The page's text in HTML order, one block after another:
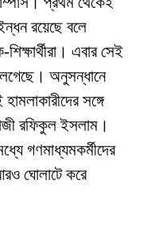
রয়েছে বলে
এবার সেই
অনুসন্ধানে
সঙ্গে
রফিকুল ইসলাম।
গণমাধ্যমকর্মীদের
ঘোলাটে করে